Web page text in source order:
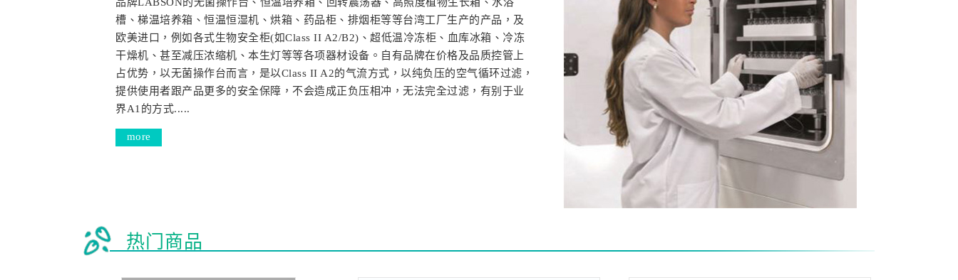
槽、梯温培养箱、恒温恒湿机、烘箱、药品柜、排烟柜等等台湾工厂生产的产品，及
欧美进口，例如各式生物安全柜(如Class II A2/B2)、超低温冷冻柜、血库冰箱、冷冻
干燥机、甚至减压浓缩机、本生灯等等各项器材设备。自有品牌在价格及品质控管上
占优势，以无菌操作台而言，是以Class II A2的气流方式，以纯负压的空气循环过滤，
提供使用者跟产品更多的安全保障，不会造成正负压相冲，无法完全过滤，有别于业
界A1的方式.....
more
热门商品